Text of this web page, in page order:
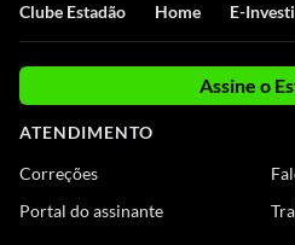
Clube Estadão Home E-
Assine o
ATENDIMENTO
Correções
Portal do assinante